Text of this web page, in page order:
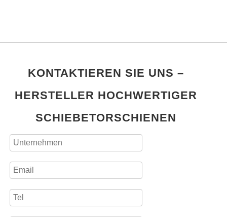
KONTAKTIEREN SIE UNS –
HERSTELLER HOCHWERTIGER
SCHIEBETORSCHIENEN